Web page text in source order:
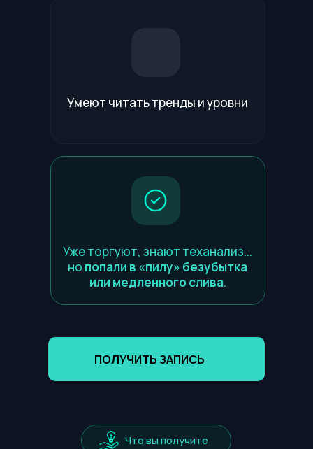
Умеют читать тренды и уровни
Уже торгуют, знают теханализ...
но попали в «пилу» безубытка
или медленного слива.
ПОЛУЧИТЬ ЗАПИСЬ
Что вы получите